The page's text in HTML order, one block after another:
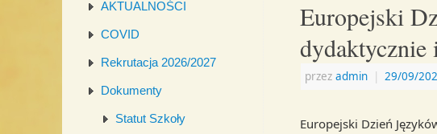
Europejski
dydaktycznie
przez admin | 29/09/
Europejski Dzień
AKTUALNOŚCI
COVID
Rekrutacja 2026/2027
Dokumenty
Statut Szkoły